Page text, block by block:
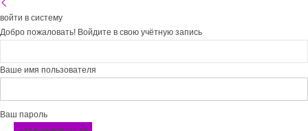
войти в систему
Добро пожаловать! Войдите в свою учётную запись
Ваше имя пользователя
Ваш пароль